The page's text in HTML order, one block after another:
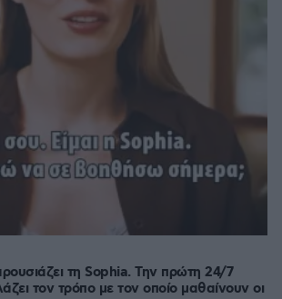
τη Sophia. Την πρώτη 24/7
τον τρόπο με τον οποίο μαθαίνουν οι